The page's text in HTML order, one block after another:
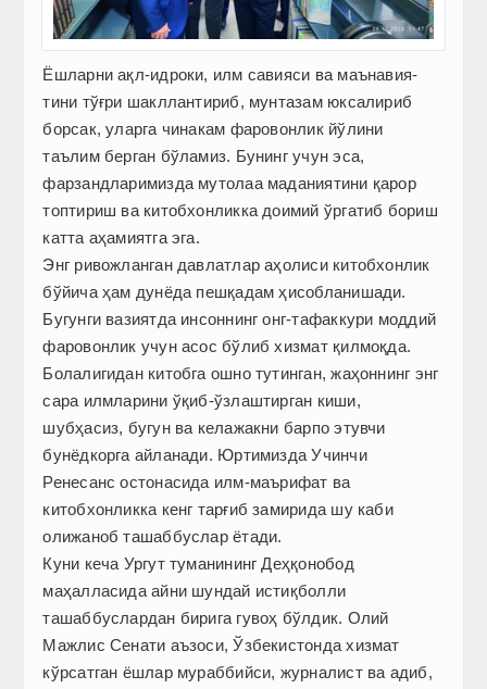
Ёшларни ақл-­идроки, илм савияси ва маънавия­
тини тўғри шакллантириб, мунтазам юксалириб
борсак, уларга чинакам фаровонлик йўлини
таълим берган бўламиз. Бунинг учун эса,
фарзандларимизда мутолаа маданиятини қарор
топтириш ва китобхонликка доимий ўргатиб бориш
катта аҳамиятга эга.
Энг ривожланган давлатлар аҳолиси китобхонлик
бўйича ҳам дунёда пешқадам ҳисобланишади.
Бугунги вазиятда инсоннинг онг-тафаккури моддий
фаровонлик учун асос бўлиб хизмат қилмоқда.
Болалигидан китобга ошно тутинган, жаҳоннинг энг
сара илмларини ўқиб-ўзлаштирган киши,
шубҳасиз, бугун ва келажакни барпо этувчи
бунёдкорга айланади. Юртимизда Учинчи
Ренесанс остонасида илм-маърифат ва
китобхонликка кенг тарғиб замирида шу каби
олижаноб ташаббуслар ётади.
Куни кеча Ургут туманининг Деҳқонобод
маҳалласида айни шундай истиқболли
ташаббуслардан бирига гувоҳ бўлдик. Олий
Мажлис Сенати аъзоси, Ўзбекистонда хизмат
кўрсатган ёшлар мураббийси, журналист ва адиб,